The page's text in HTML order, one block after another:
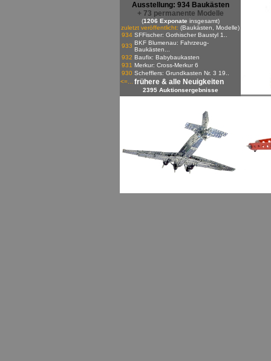
Ausstellung: 934 Baukästen
+ 73 permanente Modelle
(1206 Exponate insgesamt)
zuletzt veröffentlicht: (Baukästen, Modelle)
934 SFFischer: Gothischer Baustyl 1..
933 BKF Blumenau: Fahrzeug-
Baukästen...
932 Baufix: Babybaukasten
931 Merkur: Cross-Merkur 6
930 Schefflers: Grundkasten Nr. 3 19..
<=...
frühere & alle Neuigkeiten
2395 Auktionsergebnisse